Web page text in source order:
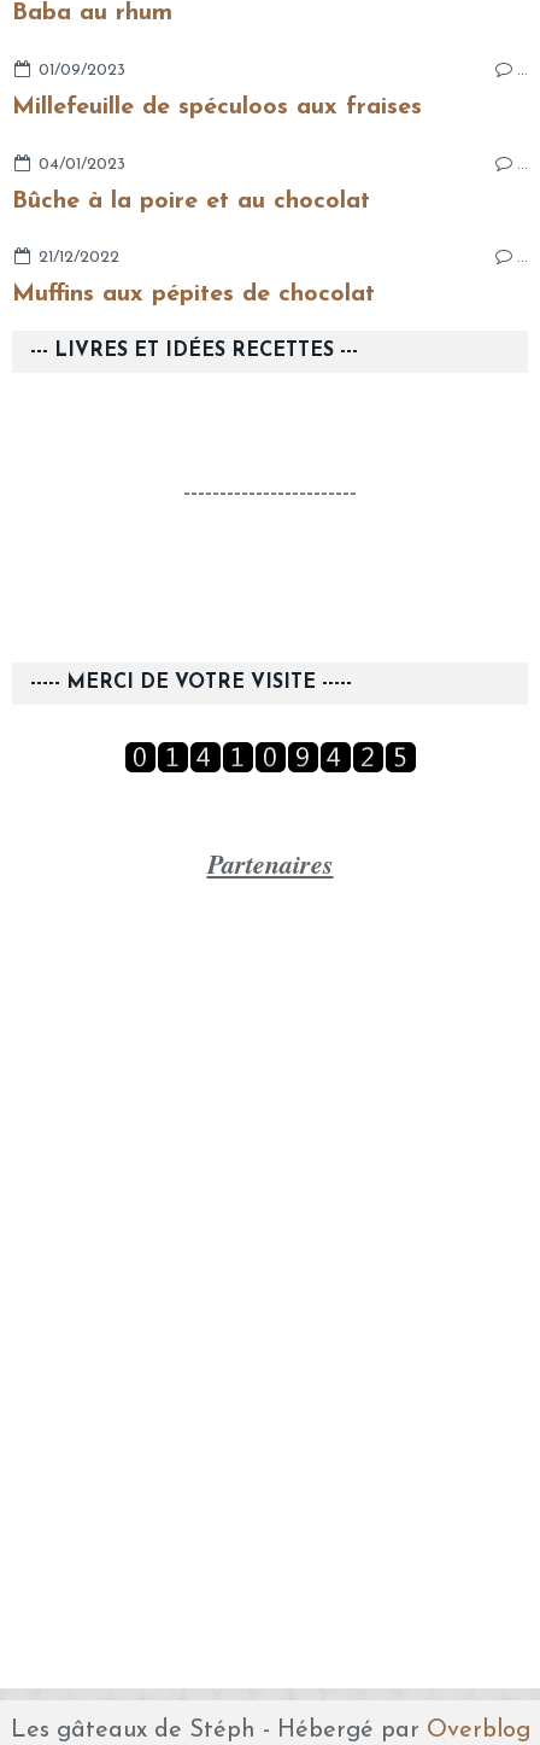
Baba au rhum
01/09/2023 …
Millefeuille de spéculoos aux fraises
04/01/2023
Bûche à la poire et au chocolat
21/12/2022 …
Muffins aux pépites de chocolat
--- LIVRES ET IDÉES RECETTES ---
------------------------
----- MERCI DE VOTRE VISITE -----
Partenaires
Les gâteaux de Stéph - Hébergé par Overblog